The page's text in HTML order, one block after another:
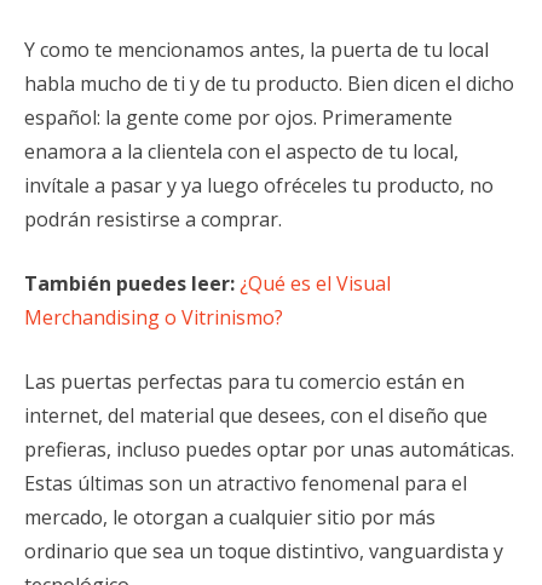
Y como te mencionamos antes, la puerta de tu local
habla mucho de ti y de tu producto. Bien dicen el dicho
español: la gente come por ojos. Primeramente
enamora a la clientela con el aspecto de tu local,
invítale a pasar y ya luego ofréceles tu producto, no
podrán resistirse a comprar.
También puedes leer:¿Qué es el Visual
Merchandising o Vitrinismo?
Las puertas perfectas para tu comercio están en
internet, del material que desees, con el diseño que
prefieras, incluso puedes optar por unas automáticas.
Estas últimas son un atractivo fenomenal para el
mercado, le otorgan a cualquier sitio por más
ordinario que sea un toque distintivo, vanguardista y